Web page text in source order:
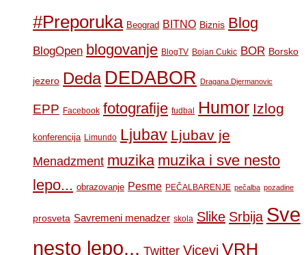
#Preporuka Beograd BITNO Biznis Blog
BlogOpen blogovanje BlogTV Bojan Cukic BOR Borsko
jezero Deda DEDABOR Dragana Djermanovic
EPP Facebook fotografije fudbal Humor Izlog
konferencija Limundo Ljubav Ljubav je
Menadzment muzika muzika i sve nesto
lepo... obrazovanje Pesme PEČALBARENJE pečalba pozadine
prosveta Savremeni menadzer skola Slike Srbija Sve
nesto lepo... Twitter Vicevi VRH